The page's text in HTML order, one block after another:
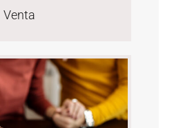
Venta